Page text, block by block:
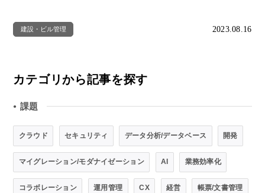
建設・ビル管理 2023.08.16
カテゴリから記事を探す
● 課題
クラウド セキュリティ データ分析/データベース 開発
マイグレーション/モダナイゼーション AI 業務効率化
コラボレーション 運用管理 CX 経営 帳票/文書管理